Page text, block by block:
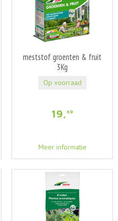
meststof groenten & fruit
3Kg
19,49
Meer informatie
Op voorraad